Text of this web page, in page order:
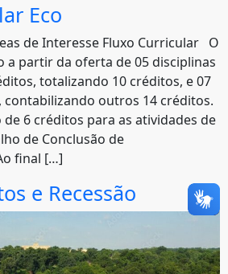
Eco
de Interesse Fluxo Curricular O
a partir da oferta de 05 disciplinas
totalizando 10 créditos, e 07
contabilizando outros 14 créditos.
de 6 créditos para as atividades de
de Conclusão de
final […]
e Recessão